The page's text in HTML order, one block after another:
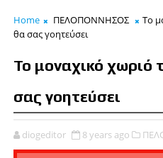
Home ΠΕΛΟΠΟΝΝΗΣΟΣ
Το
θα σας γοητεύσει
Το μοναχικό χωριό
σας γοητεύσει
diogeditor 8 years ago